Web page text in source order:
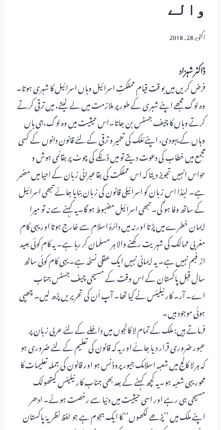
والے
اکتوبر 28, 2018
ڈاکٹر شہزاد
فرض کریں میں بو قت قیامِ مملکتِ اسرائیل وہاں اسرائیل کا شہری ہوتا۔
وہ لوگ مجھے اپنے شہری کے طور پر ملازمت میں لے لیتے، میں ترقی کرتے
کرتے وہاں کا چیف جسٹس بن جاتا۔اس حیثیت میں وہ لوگ،جی ہاں
وہاں کے یہودی، اپنے مُلک کی تعمیر و ترقی کے لئے قانون دانوں کے کسی
مجمع میں خطاب کی دعوت دیتے تو میں ڈنکے کی چوٹ پر بقائمی ہوش و
حواس انہیں تجویز دیتا کہ اس مملکت کی بقاعبرانی زبان کے احیا میں مضمر
ہے۔ لہٰذا اس زبان کو اسرائیلی قانون کی زبان بنایا جائے تبھی اسرائیل
کے ساتھ وفا ہو گی۔ تبھی اسرائیل مضبوط ہو گا۔یہ کہنے سے نہ تو میرا
ایمان خطرے میں پڑتا اور نہ میں دائرۂ اسلام سے خارج ہوتا اور یہی کام
مغربی ممالک کی شہریت رکھنے والا ہر مسلمان کر رہا ہے۔ یہ کام کوئی بعید
از فہم نہیں ہے۔ یہ ایمانی نہیں ایک عقلی نسخہ ہے۔ یہی کام کوئی ساٹھ
سال قبل پاکستان کے اس وقت کے مسیحی چیف جسٹس جناب
اے۔ آر۔ کار نیلیئس نے کیا تھا۔ آپ اُن کی تحریریں پڑھ لیں۔ چھپی
ہوئی موجود ہیں۔
فرماتے ہیں: ملک کے تمام لا کالجوں میں داخلے کے لئے عربی زبان پر
عبور ضروری قرار دیا جائے اور یہ کہ قانون کی تعلیم کے لئے ضروری ہو
کہ ہر لا کالج میں شعبہ اسلامک جیورپروڈنس ہو اور قانون کی جملہ تعلیمات کا
محور یہی شعبہ ہو۔یہ کچھ کہنے کے بعد بھی جناب کار نیلیئس کیتھولک
مسیحی ہی رہے اور اسی حیثیت میں دنیا سے رخصت ہوئے۔ ادھر
اپنے ملک میں ’’پڑھے لکھوں‘‘ کا ایک ہجوم ہے جو لفظ نظریۂ پاکستان